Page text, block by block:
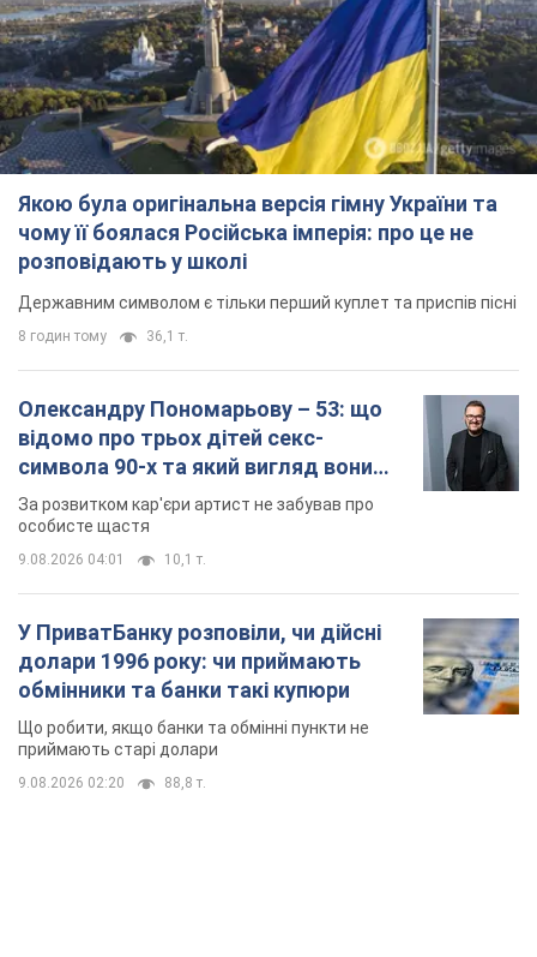
Якою була оригінальна версія гімну України та
чому її боялася Російська імперія: про це не
розповідають у школі
Державним символом є тільки перший куплет та приспів пісні
8 годин тому 36,1 т.
Олександру Пономарьову – 53: що
відомо про трьох дітей секс-
символа 90-х та який вигляд вони
мають
За розвитком кар'єри артист не забував про
особисте щастя
9.08.2026 04:01 10,1 т.
У ПриватБанку розповіли, чи дійсні
долари 1996 року: чи приймають
обмінники та банки такі купюри
Що робити, якщо банки та обмінні пункти не
приймають старі долари
9.08.2026 02:20 88,8 т.